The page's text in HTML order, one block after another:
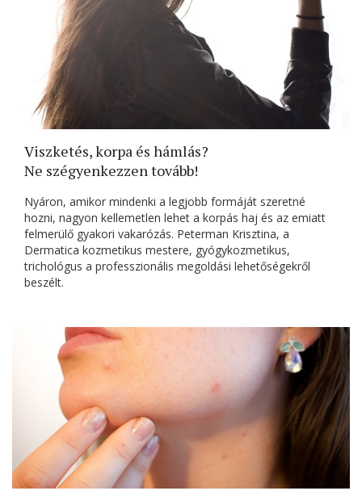
Viszketés, korpa és hámlás?
Ne szégyenkezzen tovább!
Nyáron, amikor mindenki a legjobb formáját szeretné
hozni, nagyon kellemetlen lehet a korpás haj és az emiatt
felmerülő gyakori vakarózás. Peterman Krisztina, a
Dermatica kozmetikus mestere, gyógykozmetikus,
trichológus a professzionális megoldási lehetőségekről
beszélt.